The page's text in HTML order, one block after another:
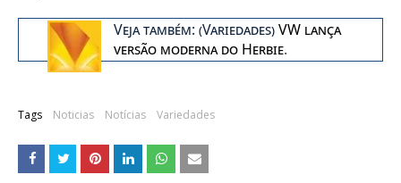
Veja também: (Variedades)VW lança
versão moderna do Herbie.
Tags Noticias Notícias Variedades